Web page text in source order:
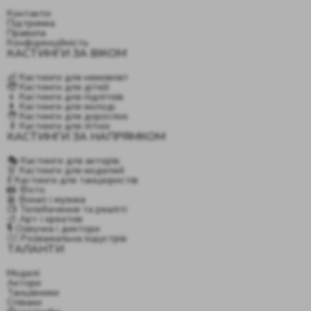
Контакти
Підтримка
Правила
Конфіденційність
КАСТИНГИ ЗА ВІКОМ
👶 Кастинги для немовлят
🧒 Кастинги для дітей
👦 Кастинги для підлітків
👩 Кастинги для молоді
🧑 Кастинги для дорослих
👴 Кастинги для літніх
КАСТИНГИ ЗА НАПРЯМКОМ
🎭 Кастинги для акторів
👗 Кастинги для моделей
💃 Кастинги для танцюристів
📸 Фото
🎤 Вокал і музика
📺 Телебачення та реаліті
🎨 Арт і креатив
🎙️ Озвучка і диктори
🤹‍♂️ Розважальна індустрія
ТАЛАНТИ
Моделі
Актори
Танцівники
Співаки